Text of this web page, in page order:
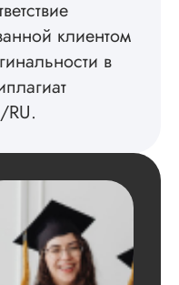
клиентом
в